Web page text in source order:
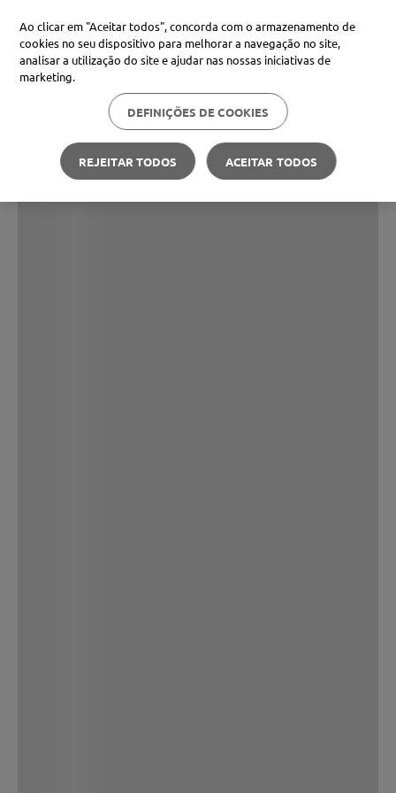
Ao clicar em "Aceitar todos", concorda com o armazenamento de
cookies no seu dispositivo para melhorar a navegação no site,
analisar a utilização do site e ajudar nas nossas iniciativas de
marketing.
DEFINIÇÕES DE COOKIES
REJEITAR TODOS ACEITAR TODOS